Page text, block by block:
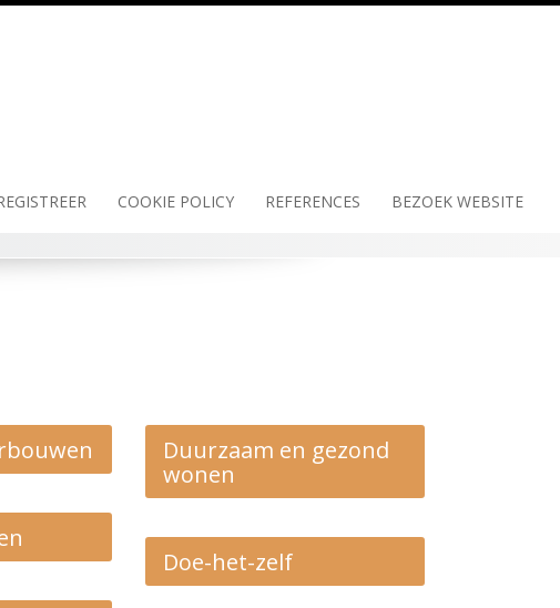
COOKIE POLICY REFERENCES BEZOEK WEBSITE
Duurzaam en gezond
wonen
Doe-het-zelf